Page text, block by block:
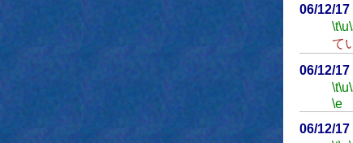
06/12/17
\t\u
て
06/12/17
\t\u
\e
06/12/17